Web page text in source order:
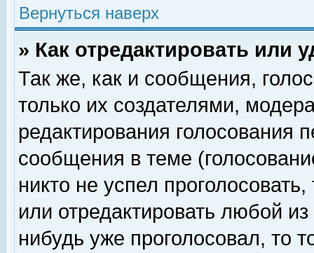
Вернуться наверх
» Как отредактировать или
Так же, как и сообщения,
только их создателями,
редактирования голосования
сообщения в теме
никто не успел
или отредактировать любой
нибудь уже проголосовал, то